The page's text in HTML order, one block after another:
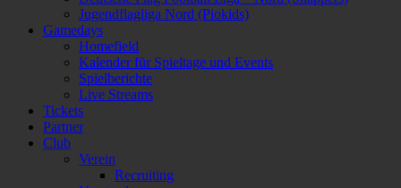
Jugendflagliga Nord (Piokids)
Gamedays
Homefield
Kalender für Spieltage und Events
Spielberichte
Live Streams
Tickets
Partner
Club
Verein
Recruiting